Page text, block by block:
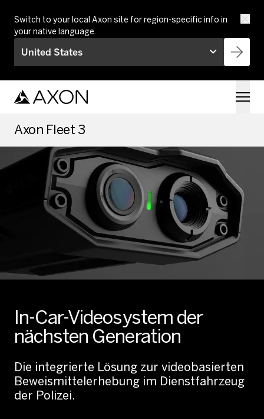
Switch to your local Axon site for region-specific info in
your native language.
United States
Axon Fleet 3
In-Car-Videosystem der
nächsten Generation
Die integrierte Lösung zur videobasierten
Beweismittelerhebung im Dienstfahrzeug
der Polizei.